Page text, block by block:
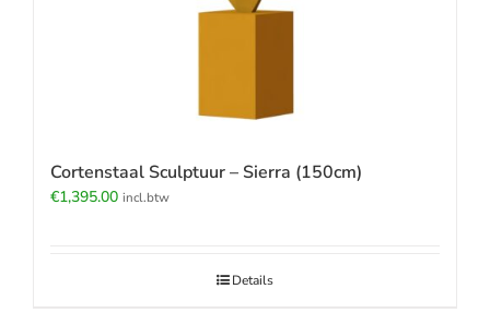
Cortenstaal Sculptuur – Sierra (150cm)
€1,395.00 incl.btw
Details